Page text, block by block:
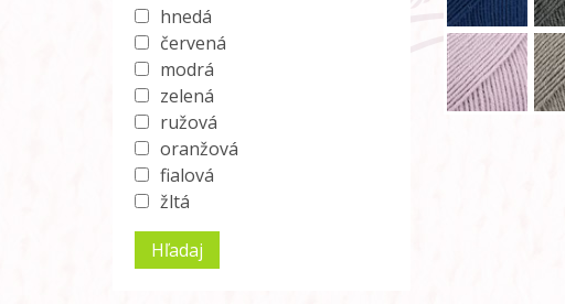
hnedá
červená
modrá
zelená
ružová
oranžová
fialová
žltá